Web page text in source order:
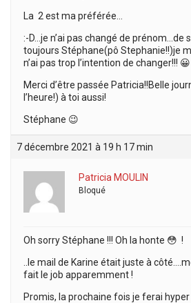
La 2 est ma préférée…
:-D…je n’ai pas changé de prénom…de
toujours Stéphane(pô Stephanie!!)je
n’ai pas trop l’intention de changer!!! 😀
Merci d’être passée Patricia!!Belle
l’heure!) à toi aussi!
Stéphane 😉
7 décembre 2021 à 19 h 17 min
Patricia MOULIN
Bloqué
Oh sorry Stéphane !!! Oh la honte 😳 !
..le mail de Karine était juste à
fait le job apparemment !
Promis, la prochaine fois je ferai